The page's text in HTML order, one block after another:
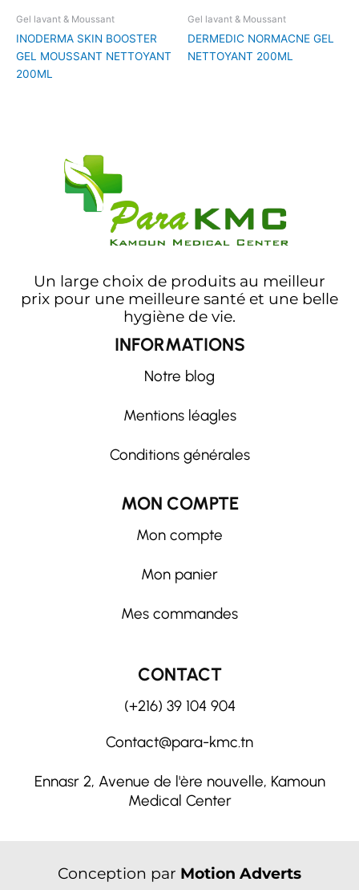
Gel lavant & Moussant
INODERMA SKIN BOOSTER
GEL MOUSSANT NETTOYANT
200ML
Gel lavant & Moussant
DERMEDIC NORMACNE GEL
NETTOYANT 200ML
Un large choix de produits au meilleur
prix pour une meilleure santé et une belle
hygiène de vie.
INFORMATIONS
Notre blog
Mentions léagles
Conditions générales
MON COMPTE
Mon compte
Mon panier
Mes commandes
CONTACT
(+216) 39 104 904
Contact@para-kmc.tn
Ennasr 2, Avenue de l'ère nouvelle, Kamoun
Medical Center
Conception par Motion Adverts